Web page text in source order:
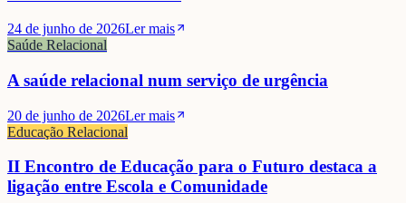
24 de junho de 2026Ler mais
Saúde Relacional
A saúde relacional num serviço de urgência
20 de junho de 2026Ler mais
Educação Relacional
II Encontro de Educação para o Futuro destaca a
ligação entre Escola e Comunidade